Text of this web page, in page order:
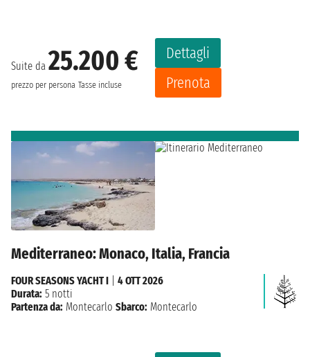
Suite da 25.200 €
prezzo per persona Tasse incluse
Dettagli
Prenota
Mediterraneo: Monaco, Italia, Francia
FOUR SEASONS YACHT I
4 OTT 2026
Durata: 5 notti
Partenza da: Montecarlo Sbarco: Montecarlo